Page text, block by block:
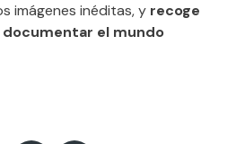
imágenes inéditas, y recoge
el mundo